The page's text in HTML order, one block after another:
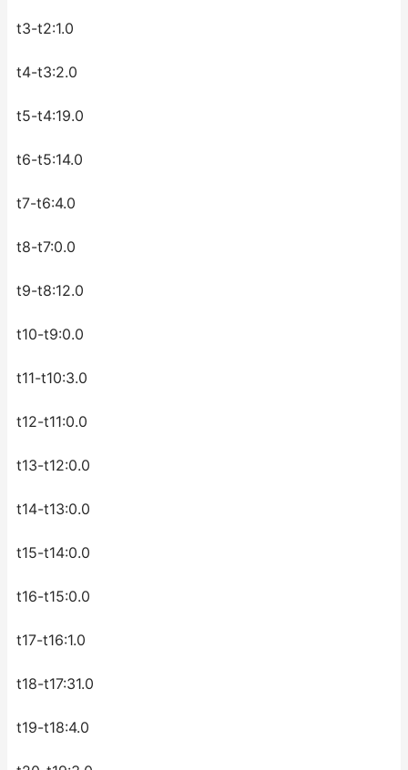
t3-t2:1.0
t4-t3:2.0
t5-t4:19.0
t6-t5:14.0
t7-t6:4.0
t8-t7:0.0
t9-t8:12.0
t10-t9:0.0
t11-t10:3.0
t12-t11:0.0
t13-t12:0.0
t14-t13:0.0
t15-t14:0.0
t16-t15:0.0
t17-t16:1.0
t18-t17:31.0
t19-t18:4.0